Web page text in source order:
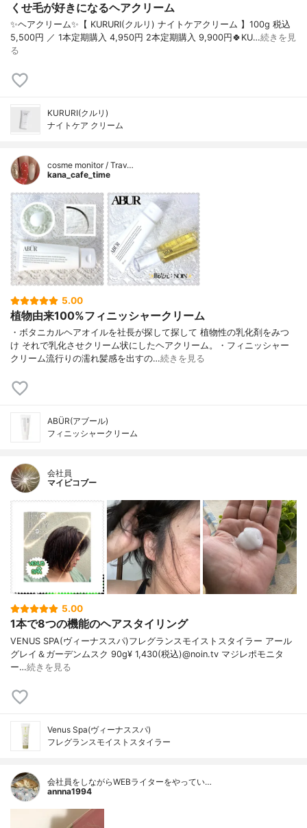
くせ毛が好きになるヘアクリーム
✨ヘアクリーム✨【 KURURI(クルリ) ナイトケアクリーム 】100g 税込
5,500円 ／ 1本定期購入 4,950円 2本定期購入 9,900円🍀KU…続きを見
る
KURURI(クルリ)
ナイトケア クリーム
cosme monitor / Trav…
kana_cafe_time
5.00
植物由来100%フィニッシャークリーム
・ボタニカルヘアオイルを社長が探して探して 植物性の乳化剤をみつ
け それで乳化させクリーム状にしたヘアクリーム。・フィニッシャー
クリーム流行りの濡れ髪感を出すの…続きを見る
ABÜR(アブール)
フィニッシャークリーム
会社員
マイピコブー
5.00
1本で8つの機能のヘアスタイリング
VENUS SPA(ヴィーナススパ)フレグランスモイストスタイラー アール
グレイ＆ガーデンムスク 90g¥ 1,430(税込)@noin.tv マジレポモニタ
ー…続きを見る
Venus Spa(ヴィーナススパ)
フレグランスモイストスタイラー
会社員をしながらWEBライターをやってい…
annna1994